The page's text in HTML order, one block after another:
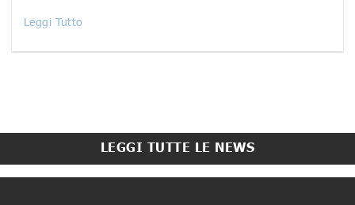
Leggi Tutto
LEGGI TUTTE LE NEWS